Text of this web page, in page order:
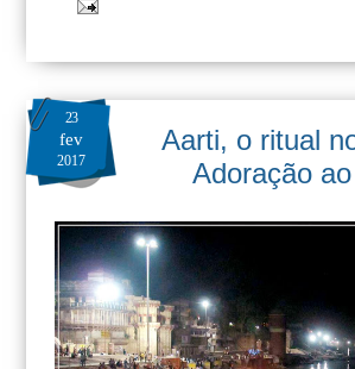
23
fev
2017
Aarti, o ritual
Adoração